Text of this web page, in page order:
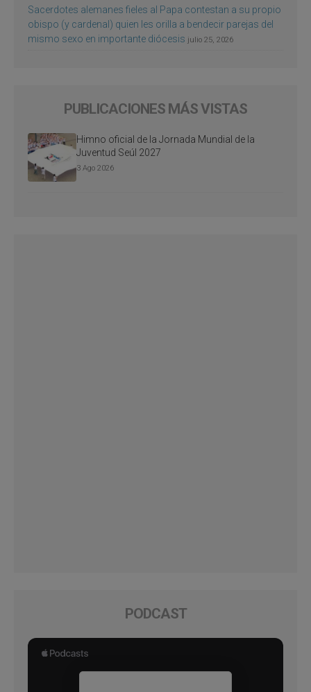
Sacerdotes alemanes fieles al Papa contestan a su propio
obispo (y cardenal) quien les orilla a bendecir parejas del
mismo sexo en importante diócesis julio 25, 2026
PUBLICACIONES MÁS VISTAS
Himno oficial de la Jornada Mundial de la
Juventud Seúl 2027
3 Ago 2026
PODCAST